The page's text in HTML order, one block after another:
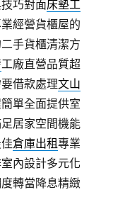
巧對面床墊工
經營貨櫃屋的
手貨櫃清潔方
工廠直營品質超
借款處理文山
單全面提供室
居家空間機能
倉庫出租專業
內設計多元化
轉當降息精緻